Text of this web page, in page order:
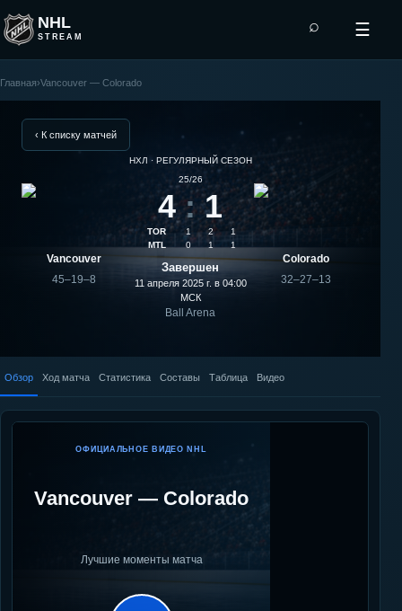
NHL
STREAM
⌕ ☰
Colorado
Vancouver:
Главная›Vancouver — Colorado
‹ К списку матчей
Vancouver
45–19–8
НХЛ · РЕГУЛЯРНЫЙ СЕЗОН
25/26
4 : 1
TOR 1 2
1
MTL
0 1 1
Завершен
11 апреля 2025 г. в 04:00
МСК
Ball Arena
Colorado
32–27–13
Обзор Ход матча Статистика Составы Таблица Видео
ОФИЦИАЛЬНОЕ ВИДЕО NHL
Vancouver — Colorado
Лучшие моменты матча